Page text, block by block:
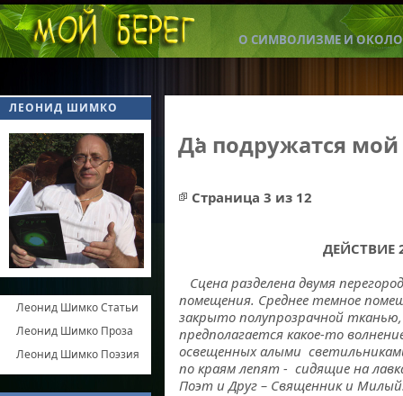
О СИМВОЛИЗМЕ И ОКОЛО
Да подружатся
Страница 3 из 12
ДЕЙСТВИЕ
Сцена разделена двумя
помещения. Среднее темное
закрыто полупрозрачной
предполагается какое-то
освещенных алыми
по краям лепят - сидящие на
Поэт и Друг – Священник и
ЛЕОНИД ШИМКО
Леонид Шимко Статьи
Леонид Шимко Проза
Леонид Шимко Поэзия